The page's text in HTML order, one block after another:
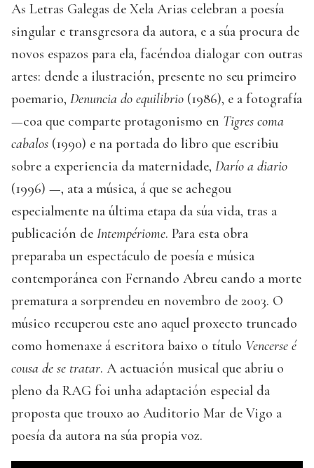
As Letras Galegas de Xela Arias celebran a poesía
singular e transgresora da autora, e a súa procura de
novos espazos para ela, facéndoa dialogar con outras
artes: dende a ilustración, presente no seu primeiro
poemario, Denuncia do equilibrio (1986), e a fotografía
—coa que comparte protagonismo en Tigres coma
cabalos (1990) e na portada do libro que escribiu
sobre a experiencia da maternidade, Darío a diario
(1996) —, ata a música, á que se achegou
especialmente na última etapa da súa vida, tras a
publicación de Intempériome. Para esta obra
preparaba un espectáculo de poesía e música
contemporánea con Fernando Abreu cando a morte
prematura a sorprendeu en novembro de 2003. O
músico recuperou este ano aquel proxecto truncado
como homenaxe á escritora baixo o título Vencerse é
cousa de se tratar. A actuación musical que abriu o
pleno da RAG foi unha adaptación especial da
proposta que trouxo ao Auditorio Mar de Vigo a
poesía da autora na súa propia voz.